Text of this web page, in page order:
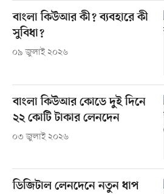
বাংলা কিউআর কী? ব্যবহারে কী
সুবিধা?
০৯ জুলাই ২০২৬
বাংলা কিউআর কোডে দুই দিনে
২২ কোটি টাকার লেনদেন
০৩ জুলাই ২০২৬
ডিজিটাল লেনদেনে নতুন ধাপ